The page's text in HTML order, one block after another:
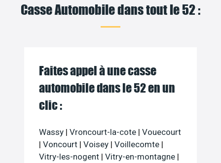
Casse Automobile dans tout le 52 :
Faites appel à une casse
automobile dans le 52 en un
clic :
Wassy | Vroncourt-la-cote | Vouecourt
| Voncourt | Voisey | Voillecomte |
Vitry-les-nogent | Vitry-en-montagne |